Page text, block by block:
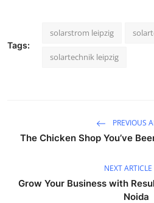
Tags:
solarstrom leipzig
solartechnik leipzig
PREVIOUS
The Chicken Shop You’ve
NEXT ARTICLE
Grow Your Business with
Noida